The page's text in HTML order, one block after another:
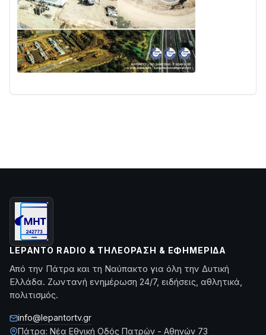
LEPANTO RADIO & ΤΗΛΕΌΡΑΣΗ & ΕΦΗΜΕΡΊΔΑ
Από την Πάτρα και τη Ναύπακτο για όλη την Δυτική
Ελλάδα. Ζωντανή ενημέρωση 24/7, ειδήσεις, αθλητικά,
πολιτισμός.
info@lepantortv.gr
Πάτρα: Νέα Εθνική Οδός Πατρών - Αθηνών 73